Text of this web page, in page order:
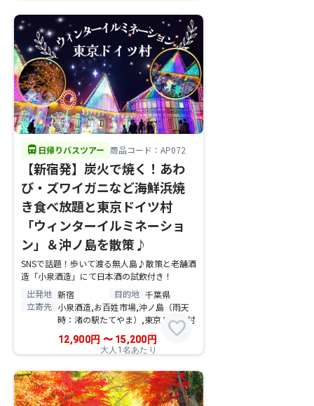
directions_bus 日帰りバスツアー 商品コード：AP072
【新宿発】炭火で焼く！あわ
び・ズワイガニなど海鮮浜焼
き食べ放題と東京ドイツ村
「ウィンターイルミネーショ
ン」＆沖ノ島を散策♪
SNSで話題！歩いて渡る無人島♪散策と老舗酒
造「小泉酒造」にて日本酒の試飲付き！
出発地 新宿 目的地 千葉県
立寄先 小泉酒造,お百姓市場,沖ノ島（雨天
時：渚の駅たてやま）,東京ドイツ村
12,900円 〜15,200 円
大人1名あたり
favorite